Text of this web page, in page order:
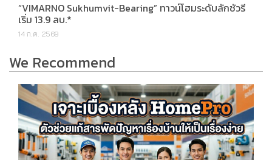
“VIMARNO Sukhumvit-Bearing” ทาวน์โฮมระดับลักชัวรี
เริ่ม 13.9 ลบ.*
14 ก.ค. 2569
We Recommend